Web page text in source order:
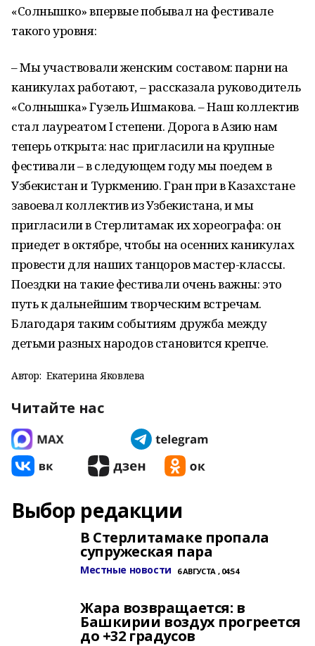
«Солнышко» впервые побывал на фестивале
такого уровня:
– Мы участвовали женским составом: парни на
каникулах работают, – рассказала руководитель
«Солнышка» Гузель Ишмакова. – Наш коллектив
стал лауреатом I степени. Дорога в Азию нам
теперь открыта: нас пригласили на крупные
фестивали – в следующем году мы поедем в
Узбекистан и Туркмению. Гран при в Казахстане
завоевал коллектив из Узбекистана, и мы
пригласили в Стерлитамак их хореографа: он
приедет в октябре, чтобы на осенних каникулах
провести для наших танцоров мастер-классы.
Поездки на такие фестивали очень важны: это
путь к дальнейшим творческим встречам.
Благодаря таким событиям дружба между
детьми разных народов становится крепче.
Автор: Екатерина Яковлева
Читайте нас
Выбор редакции
В Стерлитамаке пропала
супружеская пара
Местные новости 6 АВГУСТА , 04:54
Жара возвращается: в
Башкирии воздух прогреется
до +32 градусов